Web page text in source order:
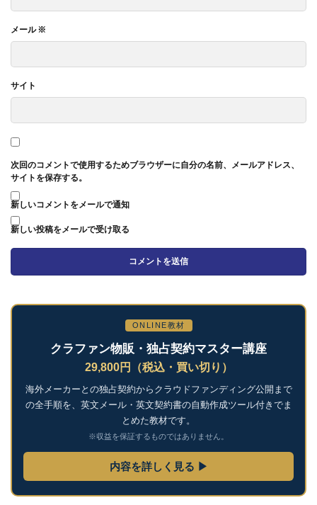
メール※
サイト
次回のコメントで使用するためブラウザーに自分の名前、メールアドレス、
サイトを保存する。
新しいコメントをメールで通知
新しい投稿をメールで受け取る
ONLINE教材
クラファン物販・独占契約マスター講座
29,800円（税込・買い切り）
海外メーカーとの独占契約からクラウドファンディング公開まで
の全手順を、英文メール・英文契約書の自動作成ツール付きでま
とめた教材です。
※収益を保証するものではありません。
内容を詳しく見る ▶